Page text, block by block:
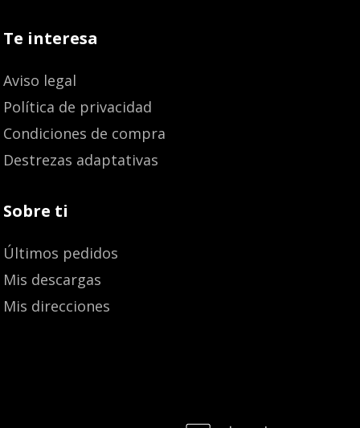
Te interesa
Aviso legal
Política de privacidad
Condiciones de compra
Destrezas adaptativas
Sobre ti
Últimos pedidos
Mis descargas
Mis direcciones